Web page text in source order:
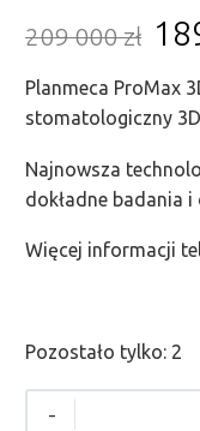
209 000zł
Planmeca ProMax
stomatologiczny 3D
Najnowsza
dokładne badania
Więcej informacji
Pozostało tylko: 2
-